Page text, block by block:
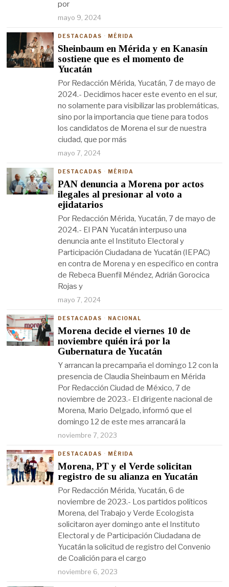
por
mayo 9, 2024
DESTACADAS · MÉRIDA
Sheinbaum en Mérida y en Kanasín
sostiene que es el momento de
Yucatán
Por Redacción Mérida, Yucatán, 7 de mayo de
2024.- Decidimos hacer este evento en el sur,
no solamente para visibilizar las problemáticas,
sino por la importancia que tiene para todos
los candidatos de Morena el sur de nuestra
ciudad, que por más
mayo 7, 2024
DESTACADAS · MÉRIDA
PAN denuncia a Morena por actos
ilegales al presionar al voto a
ejidatarios
Por Redacción Mérida, Yucatán, 7 de mayo de
2024.- El PAN Yucatán interpuso una
denuncia ante el Instituto Electoral y
Participación Ciudadana de Yucatán (IEPAC)
en contra de Morena y en específico en contra
de Rebeca Buenfil Méndez, Adrián Gorocica
Rojas y
mayo 7, 2024
DESTACADAS · NACIONAL
Morena decide el viernes 10 de
noviembre quién irá por la
Gubernatura de Yucatán
Y arrancan la precampaña el domingo 12 con la
presencia de Claudia Sheinbaum en Mérida
Por Redacción Ciudad de México, 7 de
noviembre de 2023.- El dirigente nacional de
Morena, Mario Delgado, informó que el
domingo 12 de este mes arrancará la
noviembre 7, 2023
DESTACADAS · MÉRIDA
Morena, PT y el Verde solicitan
registro de su alianza en Yucatán
Por Redacción Mérida, Yucatán, 6 de
noviembre de 2023.- Los partidos políticos
Morena, del Trabajo y Verde Ecologista
solicitaron ayer domingo ante el Instituto
Electoral y de Participación Ciudadana de
Yucatán la solicitud de registro del Convenio
de Coalición para el cargo
noviembre 6, 2023